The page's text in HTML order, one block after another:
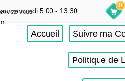
vous
vendredi 5:00 - 13:30
0
Accueil Suivre ma
Politique de